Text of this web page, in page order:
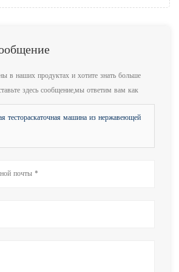
в наших продуктах и хотите знать больше
здесь сообщение,мы ответим вам как
тестораскаточная машина из нержавеющей